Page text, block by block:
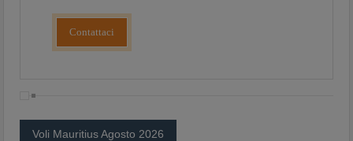
Contattaci
Voli Mauritius Agosto 2026